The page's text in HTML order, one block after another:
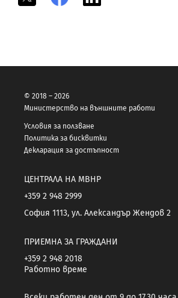
© 2018 – 2026
Министерство на външните работи
Условия за ползване
Политика за бисквитки
Декларация за достъпност
ЦЕНТРАЛА НА МВНР
+359 2 948 2999
София 1113, ул. Александър Жендов 2
ПРИЕМНА ЗА ГРАЖДАНИ
+359 2 948 2018
Работно време